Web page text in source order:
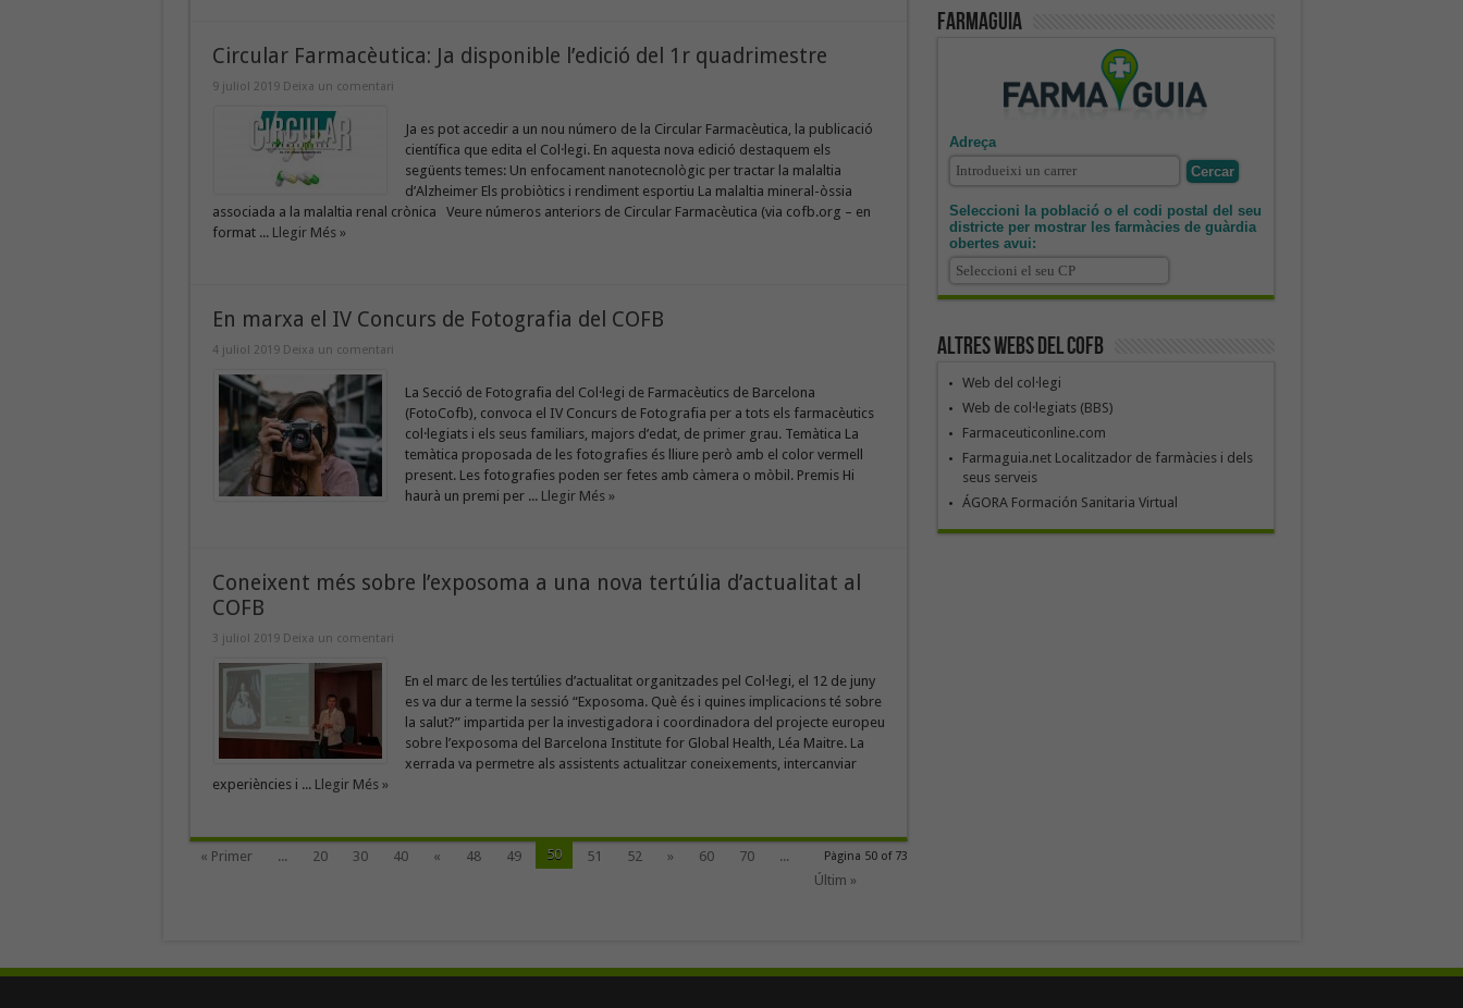
Circular Farmacèutica: Ja disponible l’edició del 1r quadrimestre
9 juliol 2019 Deixa un comentari
Ja es pot accedir a un nou número de la Circular Farmacèutica, la publicació
científica que edita el Col·legi. En aquesta nova edició destaquem els
següents temes: Un enfocament nanotecnològic per tractar la malaltia
d’Alzheimer Els probiòtics i rendiment esportiu La malaltia mineral-òssia
associada a la malaltia renal crònica Veure números anteriors de Circular Farmacèutica (via cofb.org – en
format ... Llegir Més »
En marxa el IV Concurs de Fotografia del COFB
4 juliol 2019 Deixa un comentari
La Secció de Fotografia del Col·legi de Farmacèutics de Barcelona
(FotoCofb), convoca el IV Concurs de Fotografia per a tots els farmacèutics
col·legiats i els seus familiars, majors d’edat, de primer grau. Temàtica La
temàtica proposada de les fotografies és lliure però amb el color vermell
present. Les fotografies poden ser fetes amb càmera o mòbil. Premis Hi
haurà un premi per ... Llegir Més »
Coneixent més sobre l’exposoma a una nova tertúlia d’actualitat al
COFB
3 juliol 2019 Deixa un comentari
En el marc de les tertúlies d’actualitat organitzades pel Col·legi, el 12 de juny
es va dur a terme la sessió “Exposoma. Què és i quines implicacions té sobre
la salut?” impartida per la investigadora i coordinadora del projecte europeu
sobre l’exposoma del Barcelona Institute for Global Health, Léa Maitre. La
xerrada va permetre als assistents actualitzar coneixements, intercanviar
experiències i ... Llegir Més »
Pàgina 50 of 73
« Primer ... 20 30 40 « 48 49 50 51 52 » 60 70
...
Últim »
Farmaguia
Adreça
Seleccioni la població o el codi postal del seu
districte per mostrar les farmàcies de guàrdia
obertes avui:
Altres webs del COFB
Web del col·legi
Web de col·legiats (BBS)
Farmaceuticonline.com
Farmaguia.net Localitzador de farmàcies i dels
seus serveis
ÁGORA Formación Sanitaria Virtual